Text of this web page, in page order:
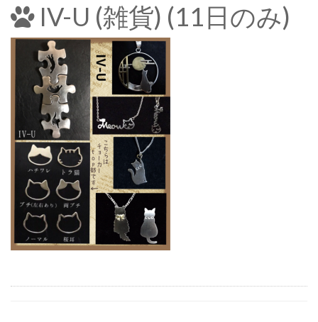
IV-U (雑貨) (11日のみ)